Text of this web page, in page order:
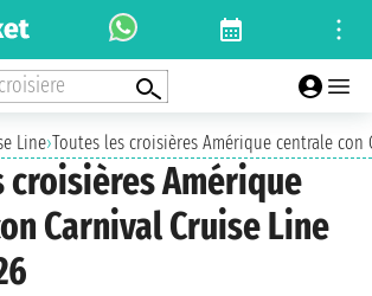
Line›Toutes les croisières Amérique centrale con
croisières Amérique
Carnival Cruise Line